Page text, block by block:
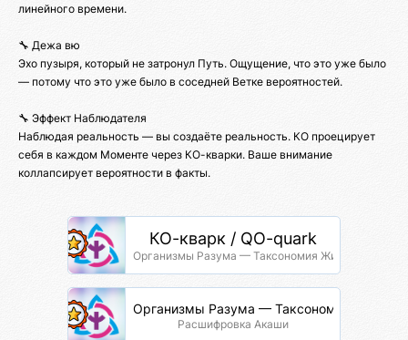
линейного времени.
🔧 Дежа вю
Эхо пузыря, который не затронул Путь. Ощущение, что это уже было
— потому что это уже было в соседней Ветке вероятностей.
🔧 Эффект Наблюдателя
Наблюдая реальность — вы создаёте реальность. КО проецирует
себя в каждом Моменте через КО-кварки. Ваше внимание
коллапсирует вероятности в факты.
КО-кварк / QO-quark
Организмы Разума — Таксономия Жизни
Организмы Разума — Таксономия Жизни
Расшифровка Акаши